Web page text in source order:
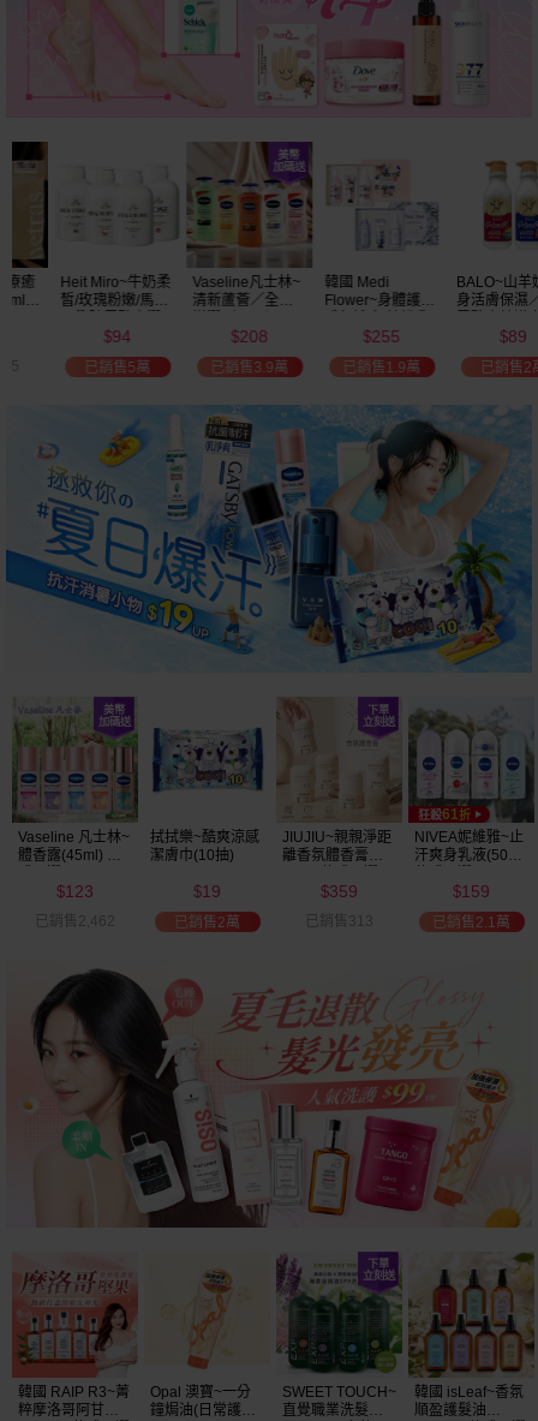
Vaseline凡士林~
清新蘆薈／全效
／密集保濕／淨
白透亮 乳液
(725ml) 款式可選
已銷售3.9萬
韓國 Medi
Flower~身體護理
300ml+護手霜
80g) 款式可選
已銷售1.9萬
BALO~山羊奶全
身活膚保濕／玻
液(550ml) 款式可
選
已銷售2萬
NIVEA妮維雅~亮
白極致嫩膚乳液
已銷售1.5萬
JIUJIU~親親淨距
離香氛體香膏
$359
已銷售313
NIVEA妮維雅~止
汗爽身乳液(50ml)
$159
已銷售2.1萬
NIVEA 妮維雅~止
汗爽身乳膏Pro升
$179
已銷售6,638
VOW~淨味君長效
止汗噴霧(30ml)
$690
已銷售371
SWEET TOUCH~
直覺職業洗髮精
韓國 isLeaf~香氛
順盈護髮油
日本熊野
~PharmaACT無
Dream Trend 凱
夢~LYKY香水護